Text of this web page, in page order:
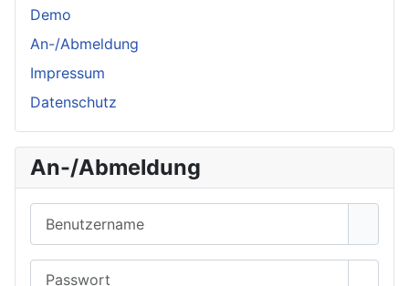
Demo
An-/Abmeldung
Impressum
Datenschutz
An-/Abmeldung